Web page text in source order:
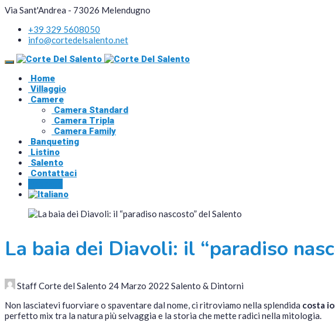
Via Sant'Andrea - 73026 Melendugno
+39 329 5608050
info@cortedelsalento.net
Home
Villaggio
Camere
Camera Standard
Camera Tripla
Camera Family
Banqueting
Listino
Salento
Contattaci
La baia dei Diavoli: il “paradiso
Staff Corte del Salento 24 Marzo 2022 Salento & Dintorni
Non lasciatevi fuorviare o spaventare dal nome, ci ritroviamo nella splendida costa
perfetto mix tra la natura più selvaggia e la storia che mette radici nella mitologia.